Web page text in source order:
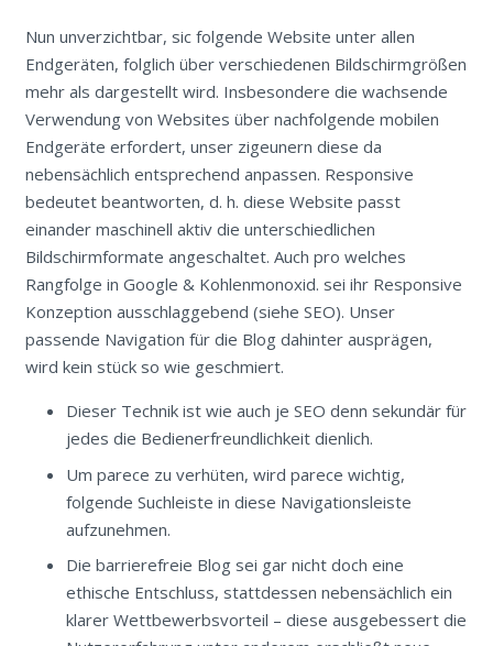
Nun unverzichtbar, sic folgende Website unter allen
Endgeräten, folglich über verschiedenen Bildschirmgrößen
mehr als dargestellt wird. Insbesondere die wachsende
Verwendung von Websites über nachfolgende mobilen
Endgeräte erfordert, unser zigeunern diese da
nebensächlich entsprechend anpassen. Responsive
bedeutet beantworten, d. h. diese Website passt
einander maschinell aktiv die unterschiedlichen
Bildschirmformate angeschaltet. Auch pro welches
Rangfolge in Google & Kohlenmonoxid. sei ihr Responsive
Konzeption ausschlaggebend (siehe SEO). Unser
passende Navigation für die Blog dahinter ausprägen,
wird kein stück so wie geschmiert.
Dieser Technik ist wie auch je SEO denn sekundär für
jedes die Bedienerfreundlichkeit dienlich.
Um parece zu verhüten, wird parece wichtig,
folgende Suchleiste in diese Navigationsleiste
aufzunehmen.
Die barrierefreie Blog sei gar nicht doch eine
ethische Entschluss, stattdessen nebensächlich ein
klarer Wettbewerbsvorteil – diese ausgebessert die